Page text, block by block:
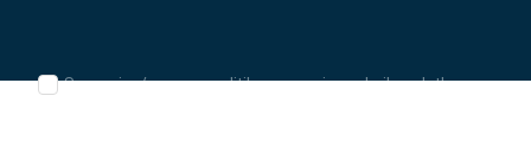
Seznanjen/-
Seznanjen/-a sem s politiko varovanja osebnih podatkov.